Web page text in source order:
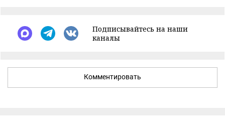
Подписывайтесь на наши
каналы
Комментировать